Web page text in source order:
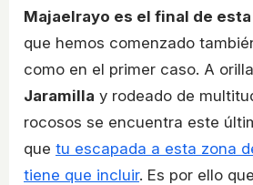
Majaelrayo es el final de
que hemos comenzado
como en el primer caso. A
Jaramilla y rodeado de
rocosos se encuentra este
que tu escapada a esta zona
tiene que incluir. Es por ello